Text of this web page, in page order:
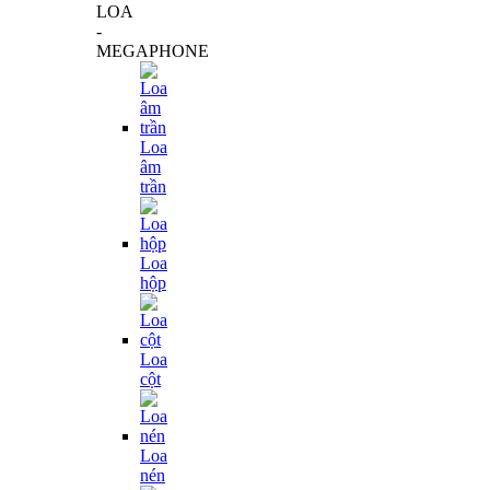
LOA
-
MEGAPHONE
Loa
âm
trần
Loa
hộp
Loa
cột
Loa
nén